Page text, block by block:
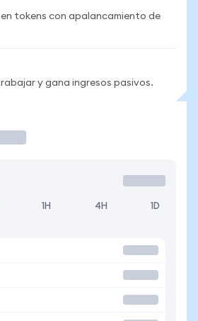
tokens con apalancamiento de
y gana ingresos pasivos.
1H 4H 1D